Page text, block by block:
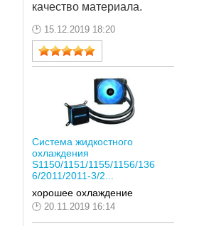
качество материала.
15.12.2019 18:20
Система жидкостного
охлаждения
S1150/1151/1155/1156/136
6/2011/2011-3/2...
хорошее охлаждение
20.11.2019 16:14